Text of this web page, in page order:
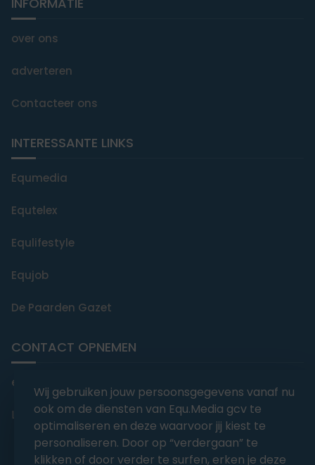
over ons
adverteren
Contacteer ons
INTERESSANTE LINKS
Equmedia
Equtelex
Equlifestyle
Equjob
De Paarden Gazet
CONTACT OPNEMEN
editorial@equmedia.be
Langendamdreef 22 9880 Aalter België
Wij gebruiken jouw persoonsgegevens vanaf nu
ook om de diensten van Equ.Media gcv te
optimaliseren en deze waarvoor jij kiest te
personaliseren. Door op “verdergaan” te
klikken of door verder te surfen, erken je deze